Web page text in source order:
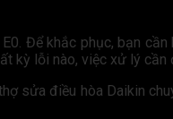
Để khắc phục, bạn
kỳ lỗi nào, việc xử lý
sửa điều hòa Daikin